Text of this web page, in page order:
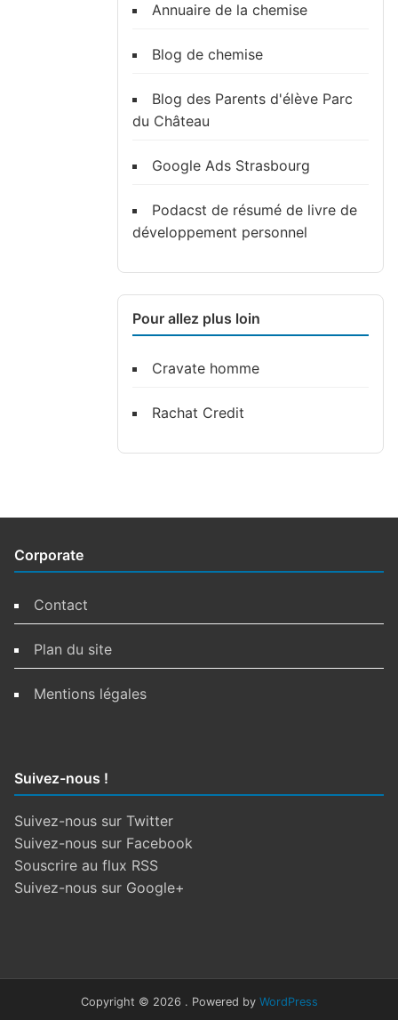
Annuaire de la chemise
Blog de chemise
Blog des Parents d'élève Parc
du Château
Google Ads Strasbourg
Podacst de résumé de livre de
développement personnel
Pour allez plus loin
Cravate homme
Rachat Credit
Corporate
Contact
Plan du site
Mentions légales
Suivez-nous !
Suivez-nous sur Twitter
Suivez-nous sur Facebook
Souscrire au flux RSS
Suivez-nous sur Google+
Copyright © 2026 . Powered by WordPress